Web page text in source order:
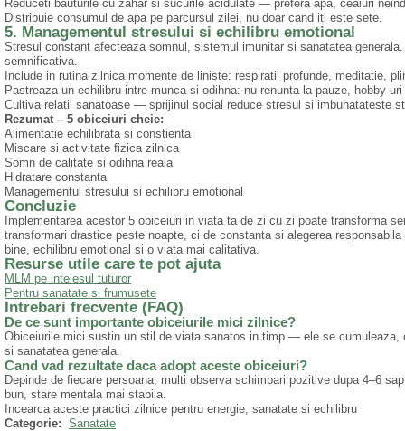
Reduceti bauturile cu zahar si sucurile acidulate — prefera apa, ceaiuri
Distribuie consumul de apa pe parcursul zilei, nu doar cand iti este sete.
5. Managementul stresului si echilibru emotional
Stresul constant afecteaza somnul, sistemul imunitar si sanatatea
semnificativa.
Include in rutina zilnica momente de liniste: respiratii profunde, meditatie,
Pastreaza un echilibru intre munca si odihna: nu renunta la pauze, hobby-
Cultiva relatii sanatoase — sprijinul social reduce stresul si imbunatateste
Rezumat – 5 obiceiuri cheie:
Alimentatie echilibrata si constienta
Miscare si activitate fizica zilnica
Somn de calitate si odihna reala
Hidratare constanta
Managementul stresului si echilibru emotional
Concluzie
Implementarea acestor 5 obiceiuri in viata ta de zi cu zi poate transforma
transformari drastice peste noapte, ci de constanta si alegerea
bine, echilibru emotional si o viata mai calitativa.
Resurse utile care te pot ajuta
MLM pe intelesul tuturor
Pentru sanatate si frumusete
Intrebari frecvente (FAQ)
De ce sunt importante obiceiurile mici zilnice?
Obiceiurile mici sustin un stil de viata sanatos in timp — ele se
si sanatatea generala.
Cand vad rezultate daca adopt aceste obiceiuri?
Depinde de fiecare persoana; multi observa schimbari pozitive dupa 4–6
bun, stare mentala mai stabila.
Incearca aceste practici zilnice pentru energie, sanatate si echilibru
Categorie: Sanatate